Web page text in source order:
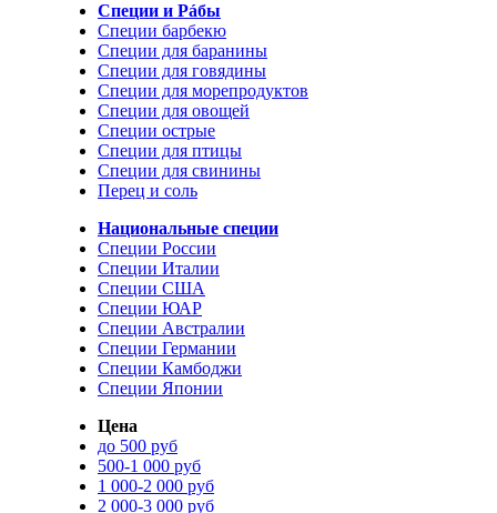
Специи и Рáбы
Специи барбекю
Специи для баранины
Специи для говядины
Специи для морепродуктов
Специи для овощей
Специи острые
Специи для птицы
Специи для свинины
Перец и соль
Национальные специи
Специи России
Специи Италии
Специи США
Специи ЮАР
Специи Австралии
Специи Германии
Специи Камбоджи
Специи Японии
Цена
до 500 руб
500-1 000 руб
1 000-2 000 руб
2 000-3 000 руб